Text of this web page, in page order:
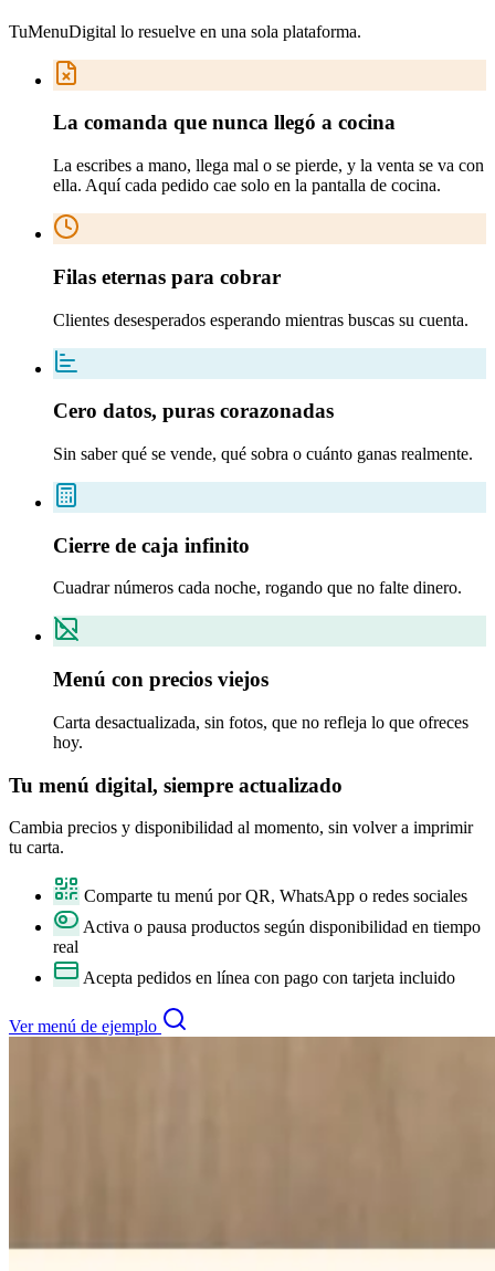
TuMenuDigital lo resuelve en una sola plataforma.
La comanda que nunca llegó a cocina
La escribes a mano, llega mal o se pierde, y la venta se va con
ella. Aquí cada pedido cae solo en la pantalla de cocina.
Filas eternas para cobrar
Clientes desesperados esperando mientras buscas su cuenta.
Cero datos, puras corazonadas
Sin saber qué se vende, qué sobra o cuánto ganas realmente.
Cierre de caja infinito
Cuadrar números cada noche, rogando que no falte dinero.
Menú con precios viejos
Carta desactualizada, sin fotos, que no refleja lo que ofreces
hoy.
Tu menú digital, siempre actualizado
Cambia precios y disponibilidad al momento, sin volver a imprimir
tu carta.
Comparte tu menú por QR, WhatsApp o redes sociales
Activa o pausa productos según disponibilidad en tiempo
real
Acepta pedidos en línea con pago con tarjeta incluido
Ver menú de ejemplo